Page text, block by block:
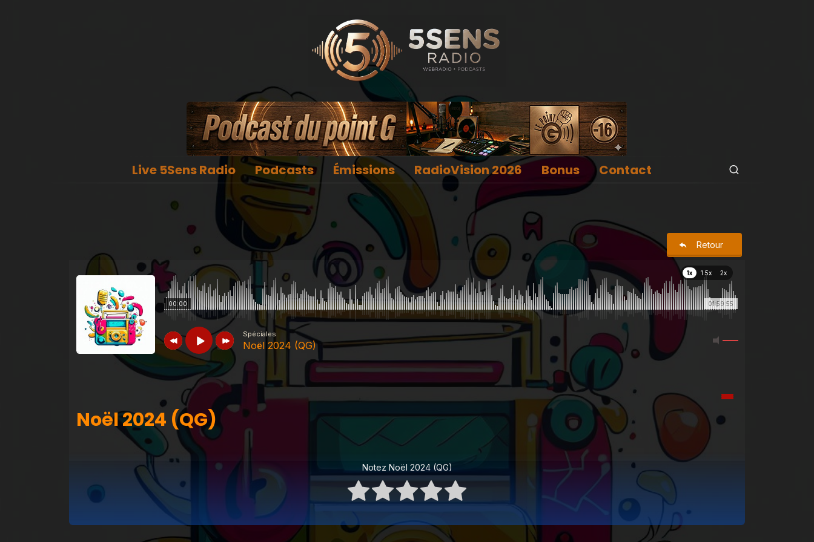
Live 5Sens Radio Podcasts Émissions RadioVision 2026 Bonus Contact
Retour
01:59:55
00:00
Spéciales
Noël 2024 (QG)
Noël 2024 (QG)
Spéciales Sososhow 14 octobre 2015
Spéciales Sososhow 17 juin 2016
Spéciales Nouvel An 2018
1x 1.5x 2x
Noël 2024 (QG)
Notez Noël 2024 (QG)